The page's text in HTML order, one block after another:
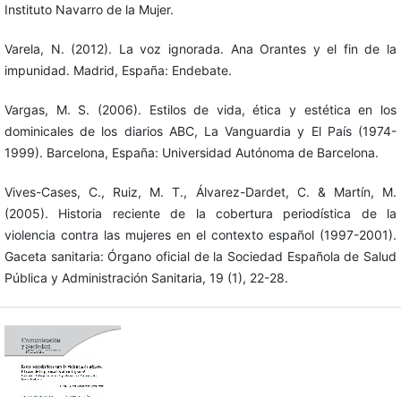
Instituto Navarro de la Mujer.
Varela, N. (2012). La voz ignorada. Ana Orantes y el fin de la
impunidad. Madrid, España: Endebate.
Vargas, M. S. (2006). Estilos de vida, ética y estética en los
dominicales de los diarios ABC, La Vanguardia y El País (1974-
1999). Barcelona, España: Universidad Autónoma de Barcelona.
Vives-Cases, C., Ruiz, M. T., Álvarez-Dardet, C. & Martín, M.
(2005). Historia reciente de la cobertura periodística de la
violencia contra las mujeres en el contexto español (1997-2001).
Gaceta sanitaria: Órgano oficial de la Sociedad Española de Salud
Pública y Administración Sanitaria, 19 (1), 22-28.